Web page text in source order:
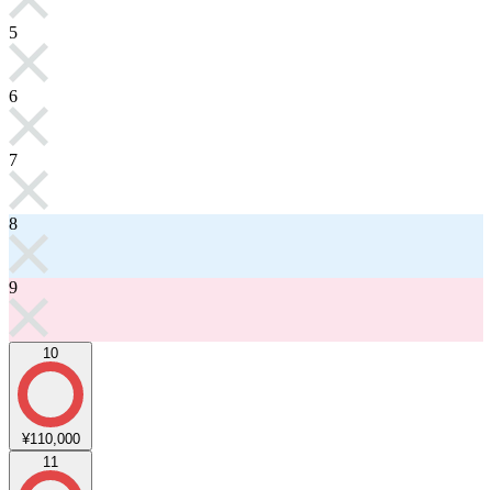
5
6
7
8
9
10
¥110,000
11